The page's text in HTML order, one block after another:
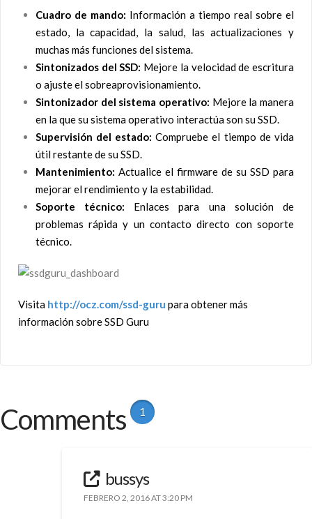
Cuadro de mando: Información a tiempo real sobre el
estado, la capacidad, la salud, las actualizaciones y
muchas más funciones del sistema.
Sintonizados del SSD: Mejore la velocidad de escritura
o ajuste el sobreaprovisionamiento.
Sintonizador del sistema operativo: Mejore la manera
en la que su sistema operativo interactúa son su SSD.
Supervisión del estado: Compruebe el tiempo de vida
útil restante de su SSD.
Mantenimiento: Actualice el firmware de su SSD para
mejorar el rendimiento y la estabilidad.
Soporte técnico: Enlaces para una solución de
problemas rápida y un contacto directo con soporte
técnico.
Visita http://ocz.com/ssd-guru para obtener más
información sobre SSD Guru
Comments 1
bussys
FEBRERO 2, 2016 AT 3:20 PM